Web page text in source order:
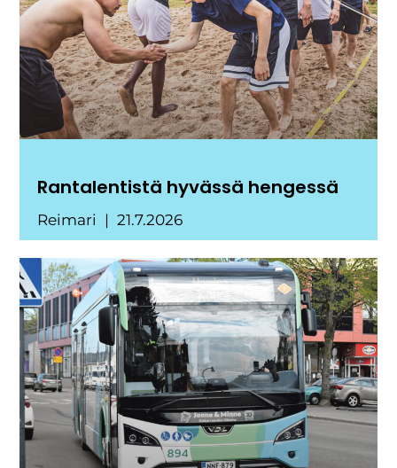
Rantalentistä hyvässä hengessä
Reimari 21.7.2026